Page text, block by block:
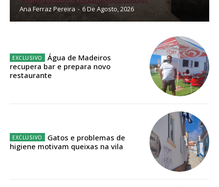
Sendo assinante terá acesso a todos os conteúdos exclusivos e versões
12 meses
Ana Ferraz Pereira - 6 De Agosto, 2026
Água de Madeiros
recupera bar e prepara novo
restaurante
Gatos e problemas de
higiene motivam queixas na vila